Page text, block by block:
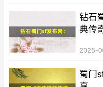
钻石
典传
2025-
蜀门